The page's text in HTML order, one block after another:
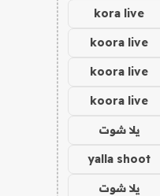
kora live
koora live
koora live
koora live
يلا شوت
yalla shoot
يلا شوت